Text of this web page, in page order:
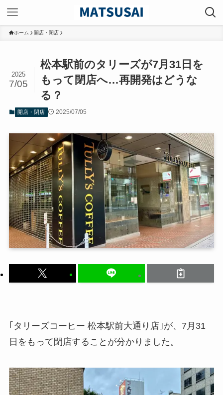
ホーム 開店・閉店
松本駅前のタリーズが7月31日を
もって閉店へ…再開発はどうな
る？
2025
7/05
開店・閉店 2025/07/05
｢タリーズコーヒー 松本駅前大通り店｣が、7月31
日をもって閉店することが分かりました。